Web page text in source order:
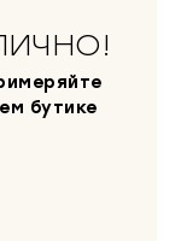
бутике